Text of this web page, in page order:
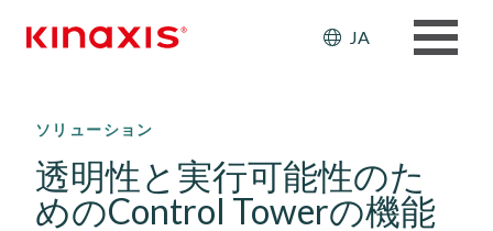
Header:
JA
ソリューション
透明性と実行可能性のた
めのControl Towerの機能